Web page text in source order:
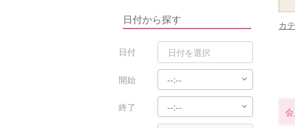
日付から探す
日付
開始
終了
カ